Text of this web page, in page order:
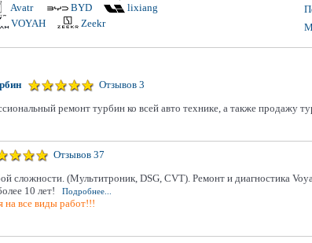
Avatr
BYD
lixiang
VOYAH
Zeekr
Отзывов 3
ремонт турбин ко всей авто технике, а также продажу
Отзывов 37
(Мультитроник, DSG, CVT). Ремонт и диагностика
10 лет!
Подробнее...
на все виды работ!!!